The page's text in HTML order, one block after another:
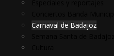
Carnaval de Badajoz